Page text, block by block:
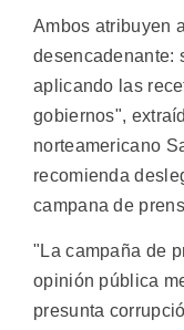
Ambos atribuyen
desencadenante:
aplicando las
gobiernos",
norteamericano
recomienda
campana de
"La campaña de
opinión pública
presunta